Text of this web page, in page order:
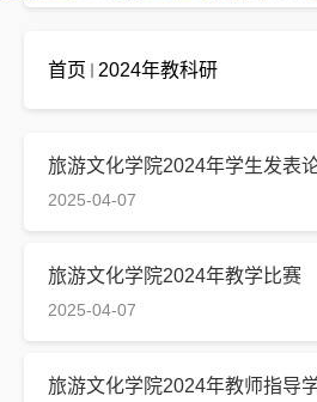
首页 2024年教科研
旅游文化学院2024年学生发表
2025-04-07
旅游文化学院2024年教学比赛
2025-04-07
旅游文化学院2024年教师指导